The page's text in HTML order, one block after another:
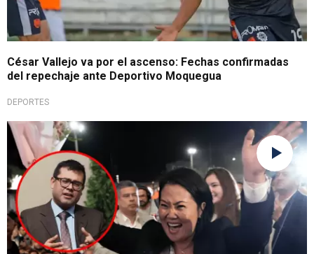
César Vallejo va por el ascenso: Fechas confirmadas
del repechaje ante Deportivo Moquegua
DEPORTES
Gracias a afiliados